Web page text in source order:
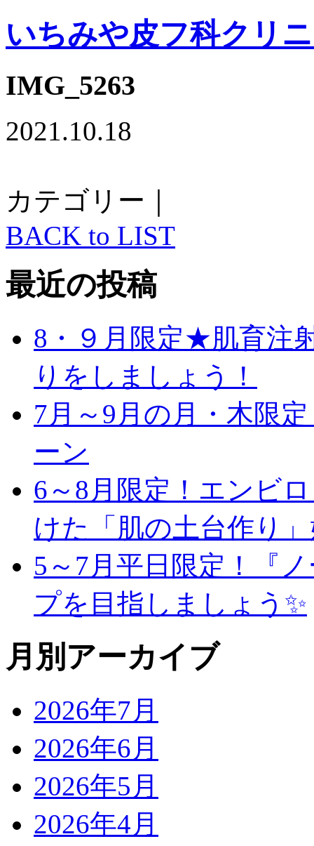
いちみや皮フ科クリ
IMG_5263
2021.10.18
カテゴリー｜
BACK to LIST
最近の投稿
8・９月限定★肌育注
りをしましょう！
7月～9月の月・木限
ーン
6～8月限定！エンビ
けた「肌の土台作り
5～7月平日限定！『
プを目指しましょう✨
月別アーカイブ
2026年7月
2026年6月
2026年5月
2026年4月